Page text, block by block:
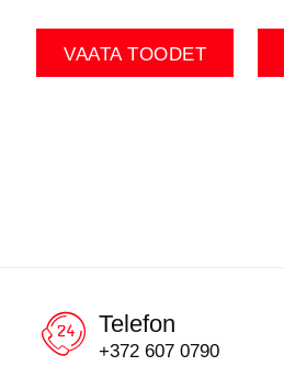
VAATA TOODET
Telefon
+372 607 0790